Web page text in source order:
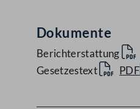
Dokumente
Berichterstattung
Gesetzestext
PDF